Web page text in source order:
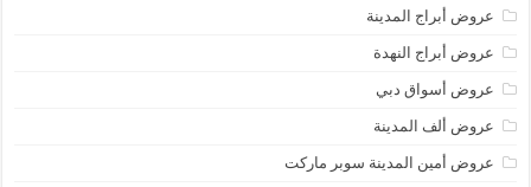
عروض أبراج المدينة
عروض أبراج النهدة
عروض أسواق دبي
عروض ألف المدينة
عروض أمين المدينة سوبر ماركت